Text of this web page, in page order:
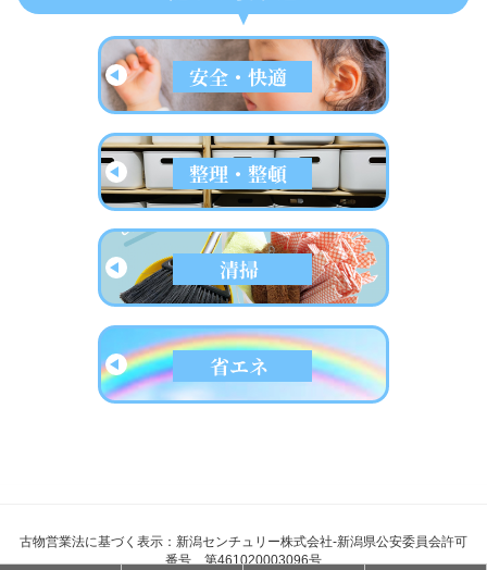
古物営業法に基づく表示：新潟センチュリー株式会社-新潟県公安委員会許可
番号 第461020003096号